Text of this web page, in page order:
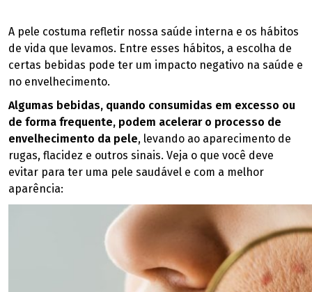
A pele costuma refletir nossa saúde interna e os hábitos
de vida que levamos. Entre esses hábitos, a escolha de
certas bebidas pode ter um impacto negativo na saúde e
no envelhecimento.
Algumas bebidas, quando consumidas em excesso ou
de forma frequente, podem acelerar o processo de
envelhecimento da pele, levando ao aparecimento de
rugas, flacidez e outros sinais. Veja o que você deve
evitar para ter uma pele saudável e com a melhor
aparência: